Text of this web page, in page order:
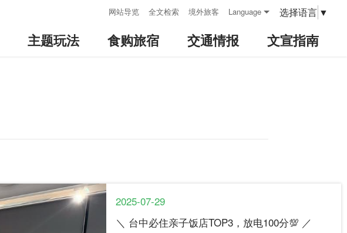
网站导览 全文检索 境外旅客 Language 选择语言 ▼
主题玩法 食购旅宿 交通情报 文宣指南
2025-07-29
＼ 台中必住亲子饭店TOP3，放电100分💯 ／